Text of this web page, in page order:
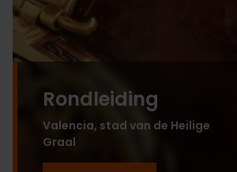
Rondleiding
Valencia, stad van de Heilige
Graal